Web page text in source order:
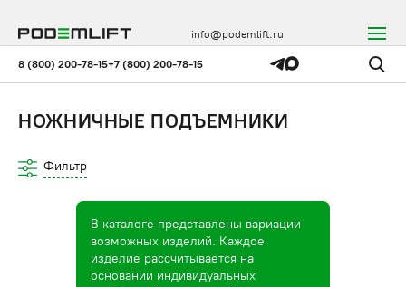
8 (800) 200-78-15+7 (800) 200-78-15
info@podemlift.ru
НОЖНИЧНЫЕ ПОДЪЕМНИКИ
Фильтр
В каталоге представлены вариации
возможных изделий. Каждое
изделие рассчитывается на
основании индивидуальных